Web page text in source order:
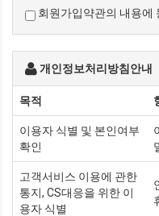
제2조 정의
정보통신설비를 이
설정한 가상의 영업
운영하는 사업자의
"이용자"란 "몰"에
제공하는 서비스를
"몰"이 제공하는 서
'비회원'이라 함은 회
회원가입약관의 내용에
개인정보처리방침안내
목적
이용자 식별 및 본인여부
확인
고객서비스 이용에 관한
통지, CS대응을 위한 이
용자 식별